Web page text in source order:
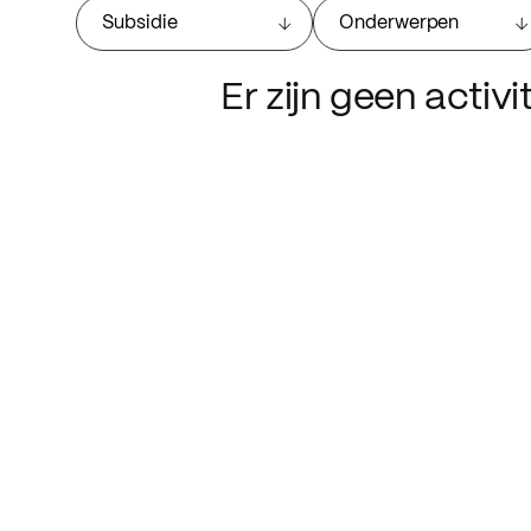
Subsidie Onderwerpen
Er zijn geen